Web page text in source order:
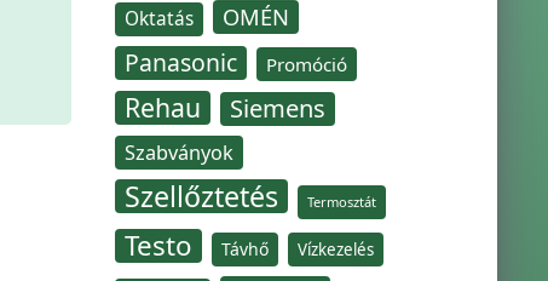
Oktatás OMÉN
Panasonic Promóció
Rehau Siemens
Szabványok
Szellőztetés Termosztát
Testo Távhő Vízkezelés